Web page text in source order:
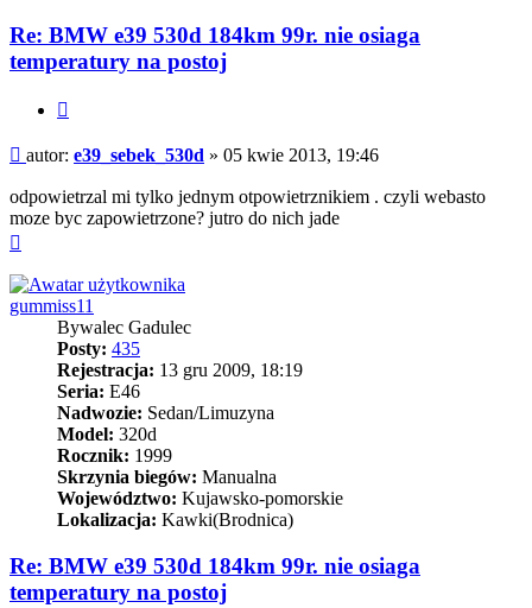
Re: BMW e39 530d 184km 99r. nie osiaga
temperatury na postoj
Post
autor: e39_sebek_530d » 05 kwie 2013, 19:46
odpowietrzal mi tylko jednym otpowietrznikiem . czyli webasto
moze byc zapowietrzone? jutro do nich jade
gummiss11
Bywalec Gadulec
Posty: 435
Rejestracja: 13 gru 2009, 18:19
Seria: E46
Nadwozie: Sedan/Limuzyna
Model: 320d
Rocznik: 1999
Skrzynia biegów: Manualna
Województwo: Kujawsko-pomorskie
Lokalizacja: Kawki(Brodnica)
Re: BMW e39 530d 184km 99r. nie osiaga
temperatury na postoj